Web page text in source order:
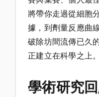
將帶你走過從細胞
據，到劑量反應曲
破除坊間流傳已久
正建立在科學之上。
學術研究